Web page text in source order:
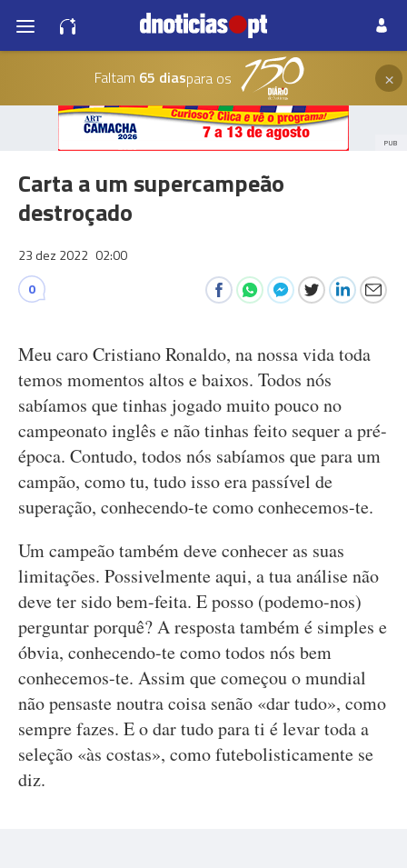
Faltam 65 diaspara os ×
PUB
Carta a um supercampeão
destroçado
23 dez 2022 02:00
0
Meu caro Cristiano Ronaldo, na nossa vida toda
temos momentos altos e baixos. Todos nós
sabíamos que tinhas jogado muito pouco no
campeonato inglês e não tinhas feito sequer a pré-
época. Contudo, todos nós sabíamos que para um
campão, como tu, tudo isso era passível de
superação, conhecendo-te como conhecemos-te.
Um campeão também deve conhecer as suas
limitações. Possivelmente aqui, a tua análise não
deve ter sido bem-feita. E posso (podemo-nos)
perguntar porquê? A resposta também é simples e
óbvia, conhecendo-te como todos nós bem
conhecemos-te. Assim que começou o mundial
não pensaste noutra coisa senão «dar tudo», como
sempre fazes. E o dar tudo para ti é levar toda a
seleção «às costas», como futebolisticamente se
diz.